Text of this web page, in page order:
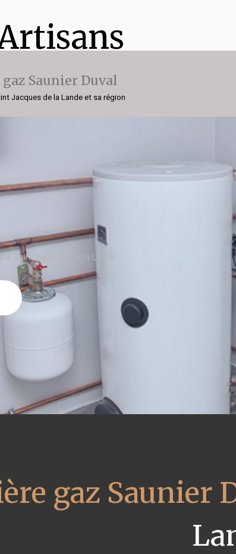
Saunier Duval
Jacques de la Lande et sa région
Saint Jacques de la Lande
gaz Saunier